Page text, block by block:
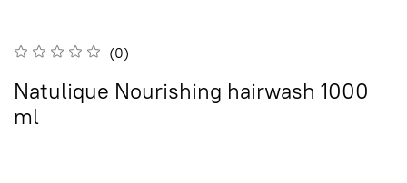
(0)
Natulique Nourishing hairwash 1000
ml